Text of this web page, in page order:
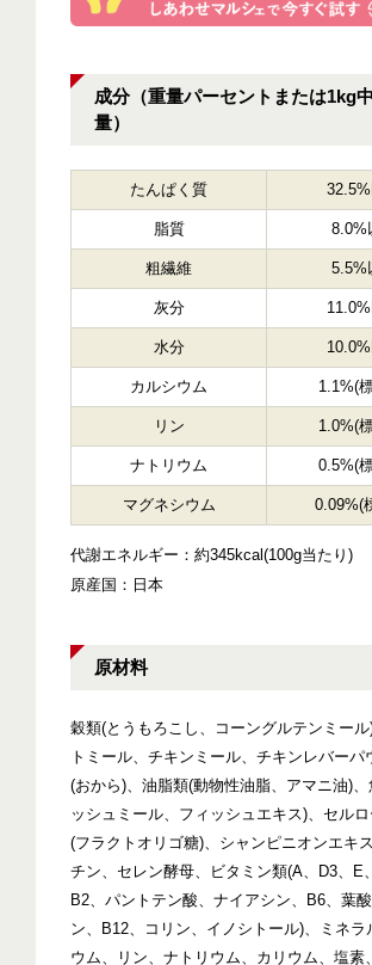
成分（重量パーセントまたは1kg
量）
たんぱく質
脂質 8.0%
粗繊維 5.5%
灰分
水分
カルシウム 1.1%(
リン 1.0%(
ナトリウム 0.5%(
マグネシウム 0.09%(
代謝エネルギー：約345kcal(100g当たり)
原産国：日本
原材料
穀類(とうもろこし、コーングルテンミー
トミール、チキンミール、チキンレバーパ
(おから)、油脂類(動物性油脂、アマニ油)、
ッシュミール、フィッシュエキス)、セル
(フラクトオリゴ糖)、シャンピニオンエキ
チン、セレン酵母、ビタミン類(A、D3、E
B2、パントテン酸、ナイアシン、B6、葉
ン、B12、コリン、イノシトール)、ミネラ
ウム、リン、ナトリウム、カリウム、塩素